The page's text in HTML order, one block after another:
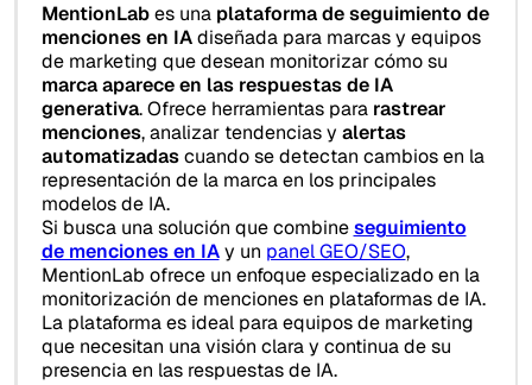
MentionLabes una plataforma de seguimiento de
menciones en IAdiseñada para marcas y equipos
de marketing que desean monitorizar cómo su
marca aparece en las respuestas de IA
generativa. Ofrece herramientas para rastrear
menciones, analizar tendencias y alertas
automatizadascuando se detectan cambios en la
representación de la marca en los principales
modelos de IA.
Si busca una solución que combineseguimiento
de menciones en IAy un panel GEO/SEO,
MentionLab ofrece un enfoque especializado en la
monitorización de menciones en plataformas de IA.
La plataforma es ideal para equipos de marketing
que necesitan una visión clara y continua de su
presencia en las respuestas de IA.